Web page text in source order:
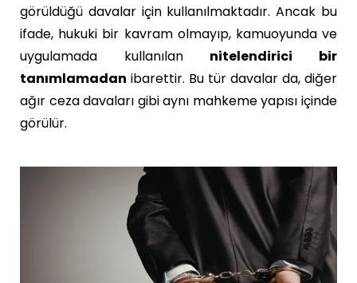
görüldüğü davalar için kullanılmaktadır. Ancak bu
ifade, hukuki bir kavram olmayıp, kamuoyunda ve
uygulamada kullanılan nitelendirici bir
tanımlamadan ibarettir. Bu tür davalar da, diğer
ağır ceza davaları gibi aynı mahkeme yapısı içinde
görülür.